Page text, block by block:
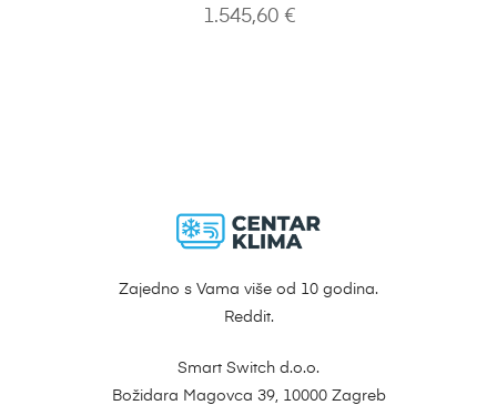
1.545,60 €
Zajedno s Vama više od 10 godina.
Reddit.
Smart Switch d.o.o.
Božidara Magovca 39, 10000 Zagreb